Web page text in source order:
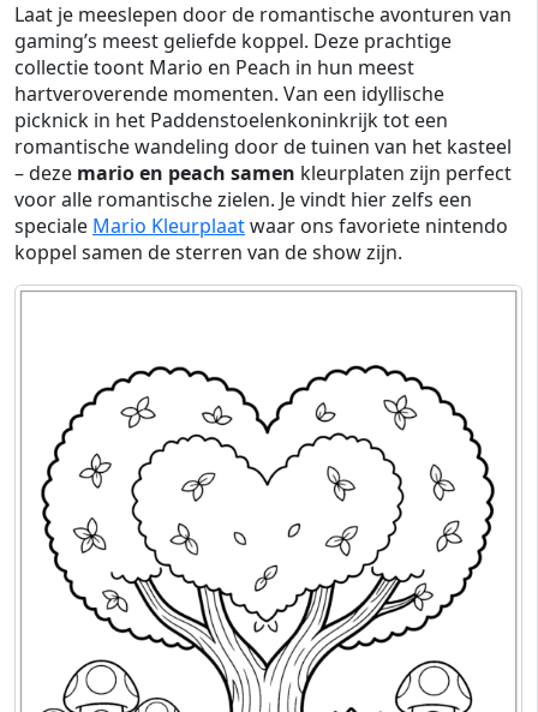
Laat je meeslepen door de romantische avonturen van
gaming’s meest geliefde koppel. Deze prachtige
collectie toont Mario en Peach in hun meest
hartveroverende momenten. Van een idyllische
picknick in het Paddenstoelenkoninkrijk tot een
romantische wandeling door de tuinen van het kasteel
– deze mario en peach samen kleurplaten zijn perfect
voor alle romantische zielen. Je vindt hier zelfs een
speciale Mario Kleurplaatwaar ons favoriete nintendo
koppel samen de sterren van de show zijn.